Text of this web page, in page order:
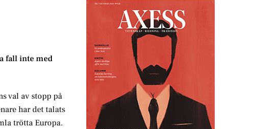
fall inte med
val av stopp på
har det talats
trötta Europa.